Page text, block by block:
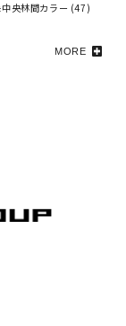
中央林間カラー (47)
MORE